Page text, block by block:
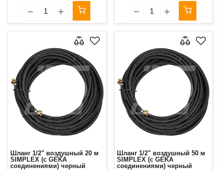
Шланг 1/2" воздушный 20 м
SIMPLEX (с GEKA
соединениями) черный
Шланг 1/2" воздушный 50 м
SIMPLEX (с GEKA
соединениями) черный